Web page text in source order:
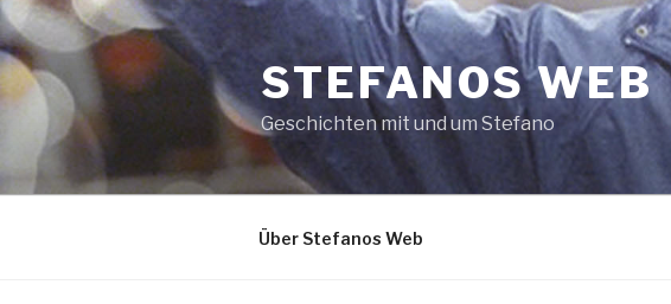
Zum
Inhalt
springen
STEFANOS WEB
Geschichten mit und um Stefano
Über Stefanos Web